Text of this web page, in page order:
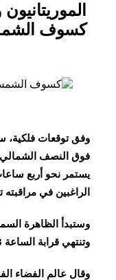
كسوف
وفق توقعات
فوق النصف
يستمر نحو أربع
الراغبين في
وتنتهي قرابة الساعة 12,43 بتوقيت غرينتش.
وقال عالم الفضاء